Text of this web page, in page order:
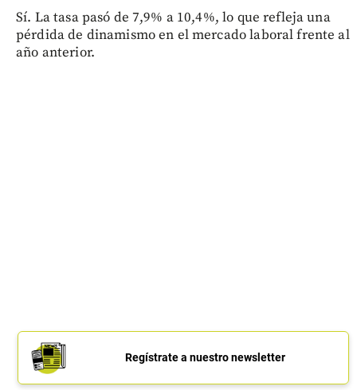
Sí. La tasa pasó de 7,9% a 10,4%, lo que refleja una
pérdida de dinamismo en el mercado laboral frente al
año anterior.
Regístrate a nuestro newsletter